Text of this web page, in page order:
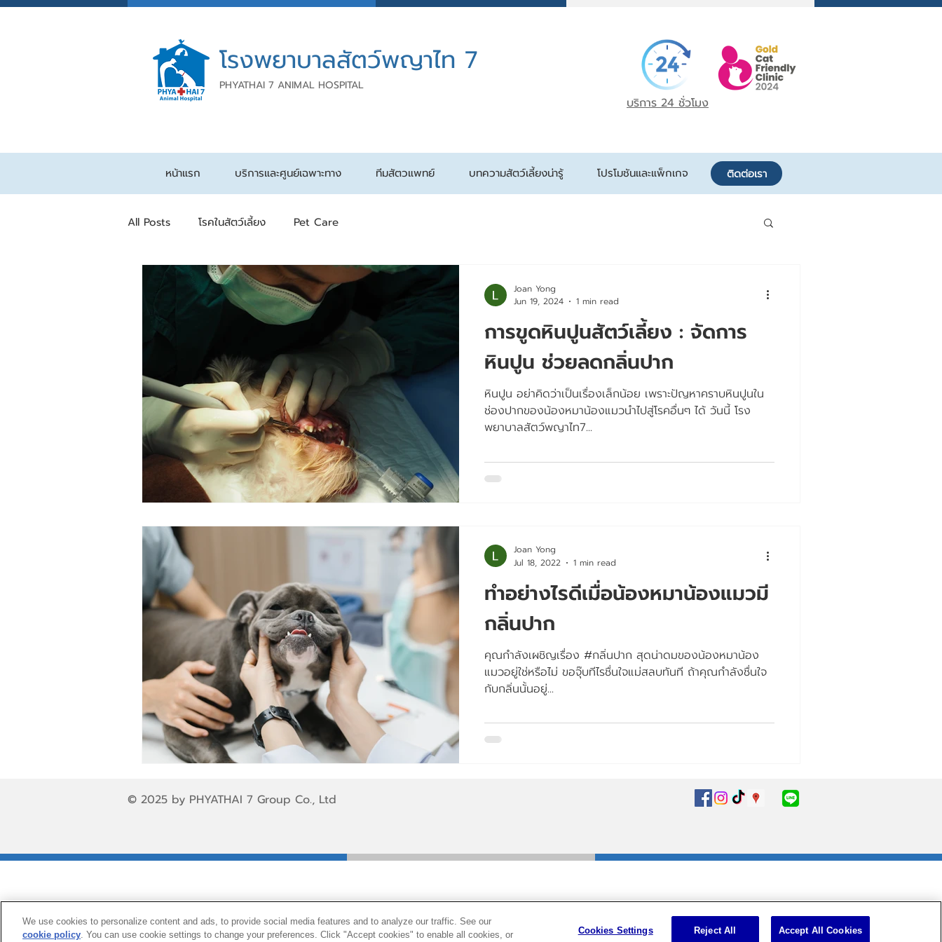
โรงพยาบาลสัตว์พญาไท 7
PHYATHAI 7 ANIMAL HOSPITAL
บริการ 24 ชั่วโมง
หน้าแรก บริการและศูนย์เฉพาะทาง ทีมสัตวแพทย์ บทความสัตว์เลี้ยงน่ารู้ โปรโมชันและแพ็กเกจ ติดต่อเรา
All Posts โรคในสัตว์เลี้ยง Pet Care
การขูดหินปูนสัตว์เลี้ยง : จัดการ
หินปูน ช่วยลดกลิ่นปาก
หินปูน อย่าคิดว่าเป็นเรื่องเล็กน้อย เพราะปัญหาคราบหินปูนใน
ช่องปากของน้องหมาน้องแมวนำไปสู่โรคอื่นๆ ได้ วันนี้ โรง
พยาบาลสัตว์พญาไท7...
Joan Yong
Jun 19, 2024
1 min read
ทำอย่างไรดีเมื่อน้องหมาน้องแมวมี
กลิ่นปาก
คุณกำลังเผชิญเรื่อง #กลิ่นปาก สุดน่าดมของน้องหมาน้อง
แมวอยู่ใช่หรือไม่ ขอจุ๊บทีไรชื่นใจแม่สลบทันที ถ้าคุณกำลังชื่นใจ
กับกลิ่นนั้นอยู่...
Joan Yong
Jul 18, 2022
1 min read
© 2025 by PHYATHAI 7 Group Co., Ltd
We use cookies to personalize content and ads, to provide social media features and to analyze our traffic. See our
cookie policy(opens in a new tab)
. You can use cookie settings to change your preferences. Click "Accept cookies" to enable all cookies, or Cookies Settings Reject All Accept All Cookies